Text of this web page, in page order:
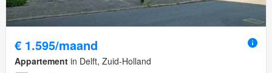
€ 1.595/maand
Appartement in Delft, Zuid-Holland